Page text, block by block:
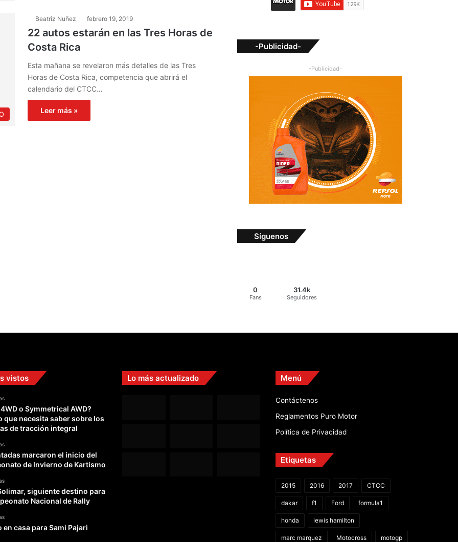
Beatriz Nuñez febrero 19, 2019
22 autos estarán en las Tres Horas de
Costa Rica
Esta mañana se revelaron más detalles de las Tres
Horas de Costa Rica, competencia que abrirá el
calendario del CTCC…
Leer más »
-Publicidad-
-Publicidad-
Síguenos
0
Fans
31.4k
Seguidores
vistos
4WD o Symmetrical AWD?
que necesita saber sobre los
de tracción integral
marcaron el inicio del
de Invierno de Kartismo
siguiente destino para
Nacional de Rally
en casa para Sami Pajari
Lo más actualizado Menú
Contáctenos
Reglamentos Puro Motor
Política de Privacidad
Etiquetas
2015 2016 2017 CTCC
dakar f1 Ford formula1
honda lewis hamilton
marc marquez Motocross motogp